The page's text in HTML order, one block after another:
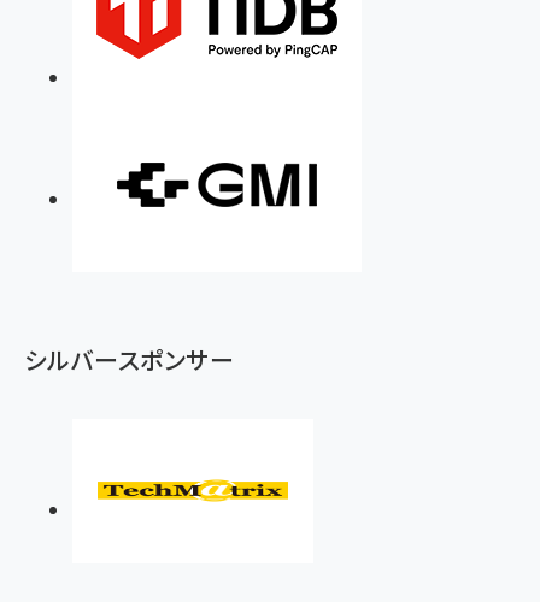
シルバースポンサー